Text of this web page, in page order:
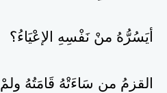
أيَسُرُّهُ منْ نَفْسِهِ الإعْيَاءُ؟
القزمُ من سَاءَتْهُ قَامَتُهُ ولمْ